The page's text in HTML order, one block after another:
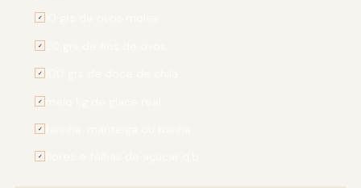
✓
✓
✓
✓
✓
✓